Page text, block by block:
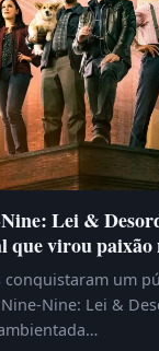
Lei &
que virou paixão
conquistaram um
Nine: Lei &